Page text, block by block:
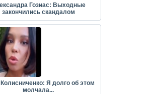
Гозиас: Выходные
закончились скандалом
Я долго об этом
молчала...